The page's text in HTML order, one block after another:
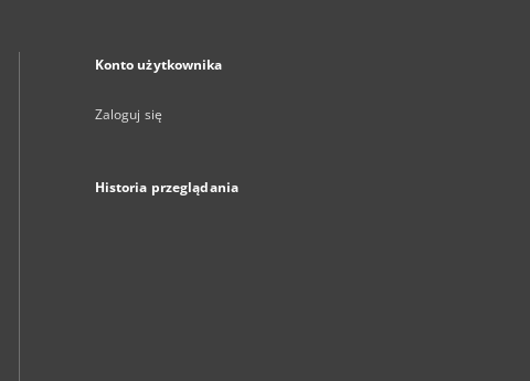
Konto użytkownika
Zaloguj się
Historia przeglądania